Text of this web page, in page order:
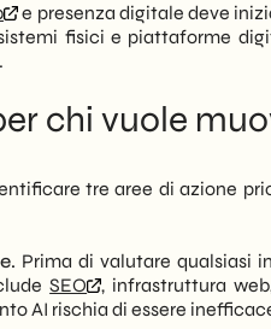
e presenza digitale deve
fisici e piattaforme
chi vuole
tre aree di azione
Prima di valutare qualsiasi
SEO
, infrastruttura
AI rischia di essere